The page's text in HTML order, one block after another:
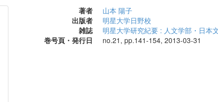
著者
山本 陽子
出版者
明星大学日野校
雑誌
明星大学研究紀要 : 人文学部・日本
巻号頁・発行日
no.21, pp.141-154, 2013-03-31